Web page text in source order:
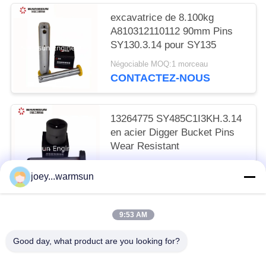
excavatrice de 8.100kg
A810312110112 90mm Pins
SY130.3.14 pour SY135
Négociable MOQ:1 morceau
CONTACTEZ-NOUS
13264775 SY485C1I3KH.3.14
en acier Digger Bucket Pins
Wear Resistant
joey...warmsun
9:53 AM
Good day, what product are you looking for?